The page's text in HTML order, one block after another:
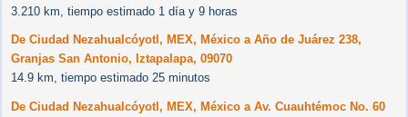
3.210 km, tiempo estimado 1 día y 9 horas
De Ciudad Nezahualcóyotl, MEX, México a Año de Juárez 238,
Granjas San Antonio, Iztapalapa, 09070
14.9 km, tiempo estimado 25 minutos
De Ciudad Nezahualcóyotl, MEX, México a Av. Cuauhtémoc No. 60